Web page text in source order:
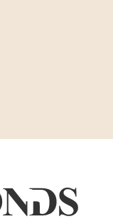
se
výslovně
veškerých
prostřednictvím
Tyto
s.r.o., IČO: